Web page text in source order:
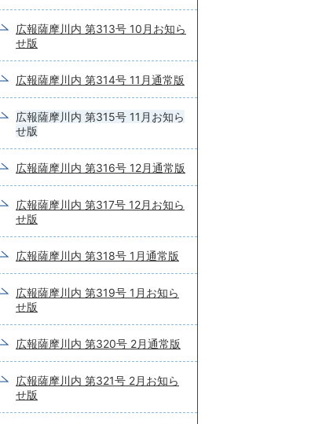
広報薩摩川内 第313号 10月お知ら
せ版
広報薩摩川内 第314号 11月通常版
広報薩摩川内 第315号 11月お知ら
せ版
広報薩摩川内 第316号 12月通常版
広報薩摩川内 第317号 12月お知ら
せ版
広報薩摩川内 第318号 1月通常版
広報薩摩川内 第319号 1月お知ら
せ版
広報薩摩川内 第320号 2月通常版
広報薩摩川内 第321号 2月お知ら
せ版